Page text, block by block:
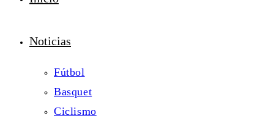
Noticias
Fútbol
Basquet
Ciclismo